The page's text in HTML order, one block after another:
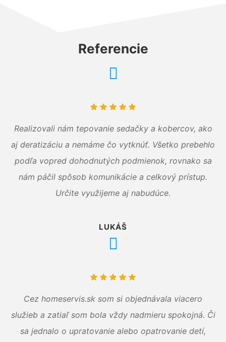
Referencie
Realizovali nám tepovanie sedačky a kobercov, ako
aj deratizáciu a nemáme čo vytknúť. Všetko prebehlo
podľa vopred dohodnutých podmienok, rovnako sa
nám páčil spôsob komunikácie a celkový prístup.
Určite využijeme aj nabudúce.
LUKÁŠ
Cez homeservis.sk som si objednávala viacero
služieb a zatiaľ som bola vždy nadmieru spokojná. Či
sa jednalo o upratovanie alebo opatrovanie detí,